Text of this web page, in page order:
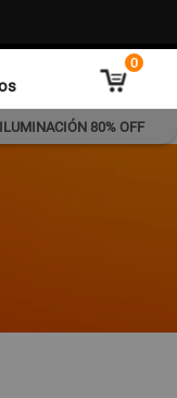
0
ILUMINACIÓN 80% OFF